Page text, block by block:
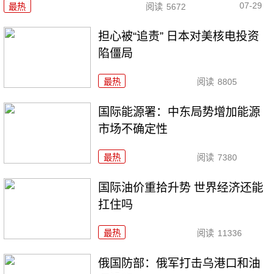
最热 阅读 5672 07-29
担心被“追责” 日本对美核电投资
陷僵局
最热 阅读 8805
国际能源署：中东局势增加能源
市场不确定性
最热 阅读 7380
国际油价重拾升势 世界经济还能
扛住吗
最热 阅读 11336
俄国防部：俄军打击乌港口和油